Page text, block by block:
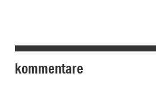
kommentare